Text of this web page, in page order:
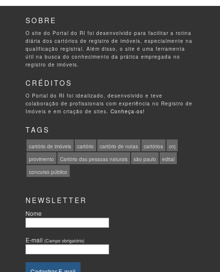
SOBRE
O site do Portal do RI foi desenvolvido para facilitar a rotina
diária dos cartórios de registro de imóveis, especialmente na
qualificação registral. Além disso, o site é uma ferramenta
útil na busca do conhecimento da prática empregada no
registro de imóveis.
CRÉDITOS
O Portal do RI foi idealizado, desenvolvido e teve
colaboração de profissionais com experiência no Registro de
Imóveis e em criação de sites.Conheça-os!
TAGS
cartório de imóveis cartório cartório de notas cartórios
cnj
provimento
Cartório das pessoas naturais são paulo
edital
concurso público
NEWSLETTER
Nome
E-mail(Campo obrigatório)